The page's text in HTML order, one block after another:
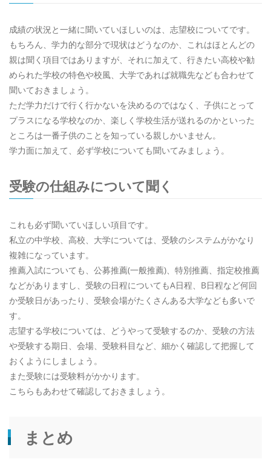
成績の状況と一緒に聞いていほしいのは、志望校についてです。
もちろん、学力的な部分で現状はどうなのか、これはほとんどの
親は聞く項目ではありますが、それに加えて、行きたい高校や勧
められた学校の特色や校風、大学であれば就職先なども合わせて
聞いておきましょう。
ただ学力だけで行く行かないを決めるのではなく、子供にとって
プラスになる学校なのか、楽しく学校生活が送れるのかといった
ところは一番子供のことを知っている親しかいません。
学力面に加えて、必ず学校についても聞いてみましょう。
受験の仕組みについて聞く
これも必ず聞いていほしい項目です。
私立の中学校、高校、大学については、受験のシステムがかなり
複雑になっています。
推薦入試についても、公募推薦(一般推薦)、特別推薦、指定校推薦
などがありますし、受験の日程についてもA日程、B日程など何回
か受験日があったり、受験会場がたくさんある大学なども多いで
す。
志望する学校については、どうやって受験するのか、受験の方法
や受験する期日、会場、受験科目など、細かく確認して把握して
おくようにしましょう。
また受験には受験料がかかります。
こちらもあわせて確認しておきましょう。
まとめ